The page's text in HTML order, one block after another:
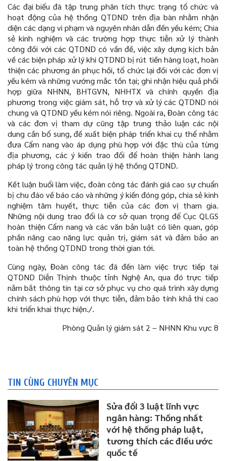
Các đại biểu đã tập trung phân tích thực trạng tổ chức và
hoạt động của hệ thống QTDND trên địa bàn nhằm nhận
diện các dạng vi phạm và nguyên nhân dẫn đến yếu kém; Chia
sẻ kinh nghiệm và các trường hợp thực tiễn xử lý thành
công đối với các QTDND có vấn đề, việc xây dựng kịch bản
về các biện pháp xử lý khi QTDND bị rút tiền hàng loạt, hoàn
thiện các phương án phục hồi, tổ chức lại đối với các đơn vị
yếu kém và những vướng mắc tồn tại; ghi nhận hiệu quả phối
hợp giữa NHNN, BHTGVN, NHHTX và chính quyền địa
phương trong việc giám sát, hỗ trợ và xử lý các QTDND nói
chung và QTDND yếu kém nói riêng. Ngoài ra, Đoàn công tác
và các đơn vị tham dự cũng tập trung thảo luận các nội
dung cần bổ sung, đề xuất biện pháp triển khai cụ thể nhằm
đưa Cẩm nang vào áp dụng phù hợp với đặc thù của từng
địa phương, các ý kiến trao đổi để hoàn thiện hành lang
pháp lý trong công tác quản lý hệ thống QTDND.
Kết luận buổi làm việc, đoàn công tác đánh giá cao sự chuẩn
bị chu đáo về báo cáo và những ý kiến đóng góp, chia sẻ kinh
nghiệm tâm huyết, thực tiễn của các đơn vị tham gia.
Những nội dung trao đổi là cơ sở quan trọng để Cục QLGS
hoàn thiện Cẩm nang và các văn bản luật có liên quan, góp
phần nâng cao năng lực quản trị, giám sát và đảm bảo an
toàn hệ thống QTDND trong thời gian tới.
Cùng ngày, Đoàn công tác đã đến làm việc trực tiếp tại
QTDND Diễn Thịnh thuộc tỉnh Nghệ An, qua đó trực tiếp
nắm bắt thông tin tại cơ sở phục vụ cho quá trình xây dựng
chính sách phù hợp với thực tiễn, đảm bảo tính khả thi cao
khi triển khai thực hiện./.
Phòng Quản lý giám sát 2 – NHNN Khu vực 8
TIN CÙNG CHUYÊN MỤC
Sửa đổi 3 luật lĩnh vực
ngân hàng: Thống nhất
với hệ thống pháp luật,
tương thích các điều ước
quốc tế